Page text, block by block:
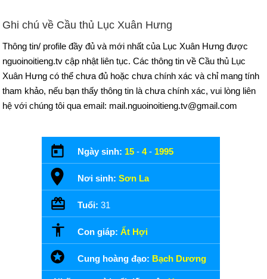
Ghi chú về Cầu thủ Lục Xuân Hưng
Thông tin/ profile đầy đủ và mới nhất của Lục Xuân Hưng được
nguoinoitieng.tv cập nhật liên tục. Các thông tin về Cầu thủ Lục
Xuân Hưng có thể chưa đủ hoặc chưa chính xác và chỉ mang tính
tham khảo, nếu bạn thấy thông tin là chưa chính xác, vui lòng liên
hệ với chúng tôi qua email: mail.nguoinoitieng.tv@gmail.com
Ngày sinh: 15 - 4- 1995
Nơi sinh: Sơn La
Tuổi: 31
Con giáp: Ất Hợi
Cung hoàng đạo: Bạch Dương